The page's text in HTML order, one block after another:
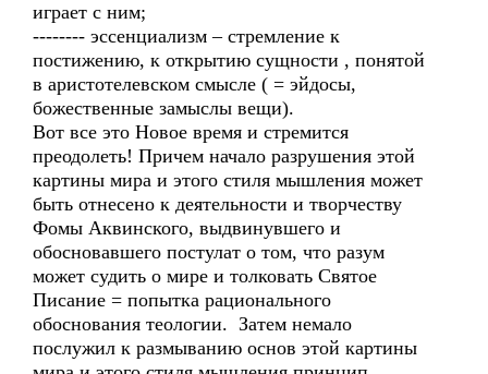
играет с ним;
-------- эссенциализм – стремление к
постижению, к открытию сущности , понятой
в аристотелевском смысле ( = эйдосы,
божественные замыслы вещи).
Вот все это Новое время и стремится
преодолеть! Причем начало разрушения этой
картины мира и этого стиля мышления может
быть отнесено к деятельности и творчеству
Фомы Аквинского, выдвинувшего и
обосновавшего постулат о том, что разум
может судить о мире и толковать Святое
Писание = попытка рационального
обоснования теологии. Затем немало
послужил к размыванию основ этой картины